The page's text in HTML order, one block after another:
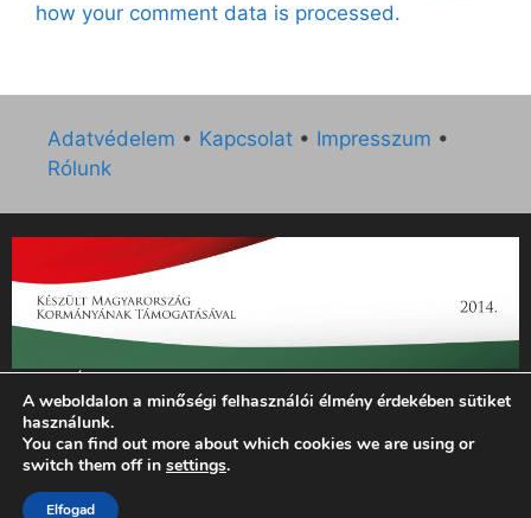
how your comment data is processed.
Adatvédelem • Kapcsolat • Impresszum •
Rólunk
„Az Új Ember katolikus hetilap 2014. évi működésének
támogatását az EGYH-KCP-14-P-0121 sz. támogatási
szerződés keretében 3 000 000 Ft összegben támogatta az
Emberi Erőforrások Minisztériuma.”
© 2026 Magyar Kurír - Új Ember
A weboldalon a minőségi felhasználói élmény érdekében sütiket
használunk.
You can find out more about which cookies we are using or
switch them off in settings.
Elfogad